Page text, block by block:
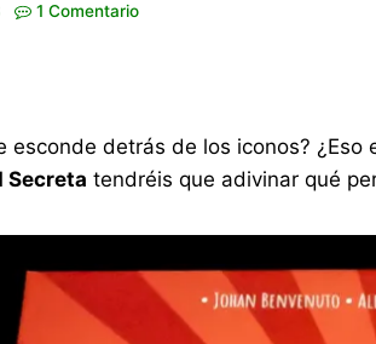
1 Comentario
esconde detrás de los iconos?
Secreta tendréis que adivinar qué